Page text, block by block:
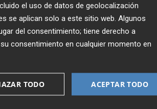
de
correo
el uso de datos de geolocalización
se aplican solo a este sitio web. Algunos
del consentimiento; tiene derecho a
su consentimiento en cualquier momento en
ACEPTAR TODO
TODO